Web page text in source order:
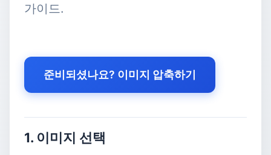
가이드.
준비되셨나요? 이미지 압축하기
1. 이미지 선택